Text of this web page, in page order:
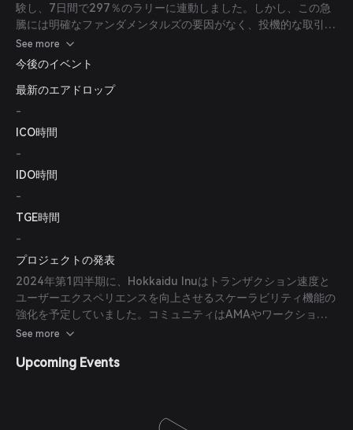
験し、7日間で297％のラリーに連動しました。しかし、この急
騰には明確なファンダメンタルズの要因がなく、投機的な取引活
動が示唆されました。価格上昇は流動性の低さによる動きの増幅
およびアルトコインの勢いの高まりに起因しています。
See more
今後のイベント
最新のエアドロップ
-
ICO時間
-
IDO時間
-
TGE時間
-
プロジェクトの発表
2024年第1四半期に、Hokkaidu Inuはトランザクション速度と
ユーザーエクスペリエンスを向上させるスケーラビリティ機能の
強化を予定していました。コミュニティはAMAやワークショッ
プを含む一連のエンゲージメント活動を計画し、協力とフィード
ォームとの統合によりユースケースの拡大を目指しています。
See more
Upcoming Events